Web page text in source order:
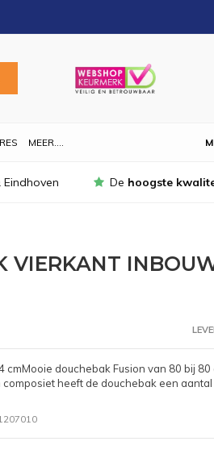
MEER....
De hoogste
VIERKANT
douchebak Fusion van 80 bij
heeft de douchebak een aantal